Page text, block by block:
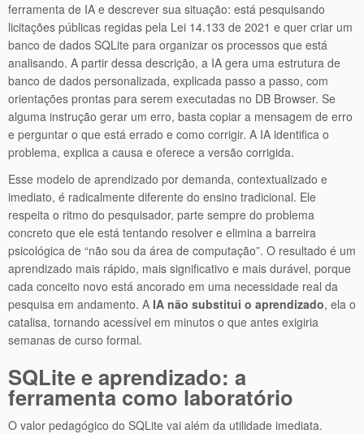
ferramenta de IA e descrever sua situação: está pesquisando
licitações públicas regidas pela Lei 14.133 de 2021 e quer criar um
banco de dados SQLite para organizar os processos que está
analisando. A partir dessa descrição, a IA gera uma estrutura de
banco de dados personalizada, explicada passo a passo, com
orientações prontas para serem executadas no DB Browser. Se
alguma instrução gerar um erro, basta copiar a mensagem de erro
e perguntar o que está errado e como corrigir. A IA identifica o
problema, explica a causa e oferece a versão corrigida.
Esse modelo de aprendizado por demanda, contextualizado e
imediato, é radicalmente diferente do ensino tradicional. Ele
respeita o ritmo do pesquisador, parte sempre do problema
concreto que ele está tentando resolver e elimina a barreira
psicológica de “não sou da área de computação”. O resultado é um
aprendizado mais rápido, mais significativo e mais durável, porque
cada conceito novo está ancorado em uma necessidade real da
pesquisa em andamento. A IA não substitui o aprendizado, ela o
catalisa, tornando acessível em minutos o que antes exigiria
semanas de curso formal.
SQLite e aprendizado: a
ferramenta como laboratório
O valor pedagógico do SQLite vai além da utilidade imediata.